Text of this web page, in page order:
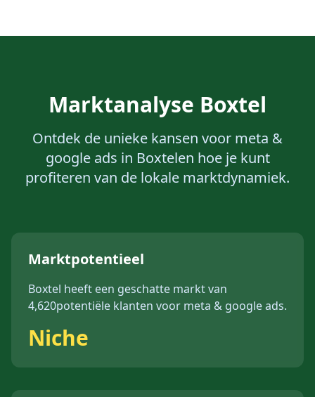
Marktanalyse Boxtel
Ontdek de unieke kansen voor meta &
google ads in Boxtelen hoe je kunt
profiteren van de lokale marktdynamiek.
Marktpotentieel
Boxtel heeft een geschatte markt van
4,620potentiële klanten voor meta & google ads.
Niche